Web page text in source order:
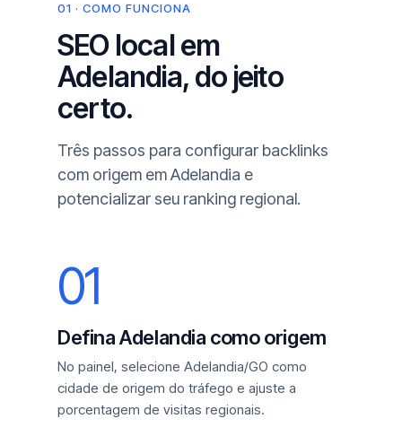
01 · COMO FUNCIONA
SEO local em
Adelandia, do jeito
certo.
Três passos para configurar backlinks
com origem em Adelandia e
potencializar seu ranking regional.
01
Defina Adelandia como origem
No painel, selecione Adelandia/GO como
cidade de origem do tráfego e ajuste a
porcentagem de visitas regionais.